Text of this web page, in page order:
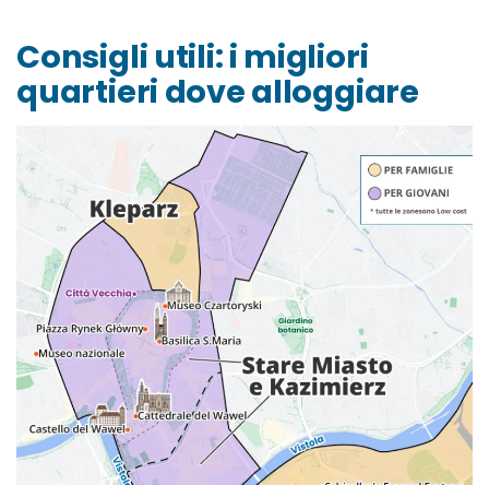
Consigli utili: i migliori
quartieri dove alloggiare